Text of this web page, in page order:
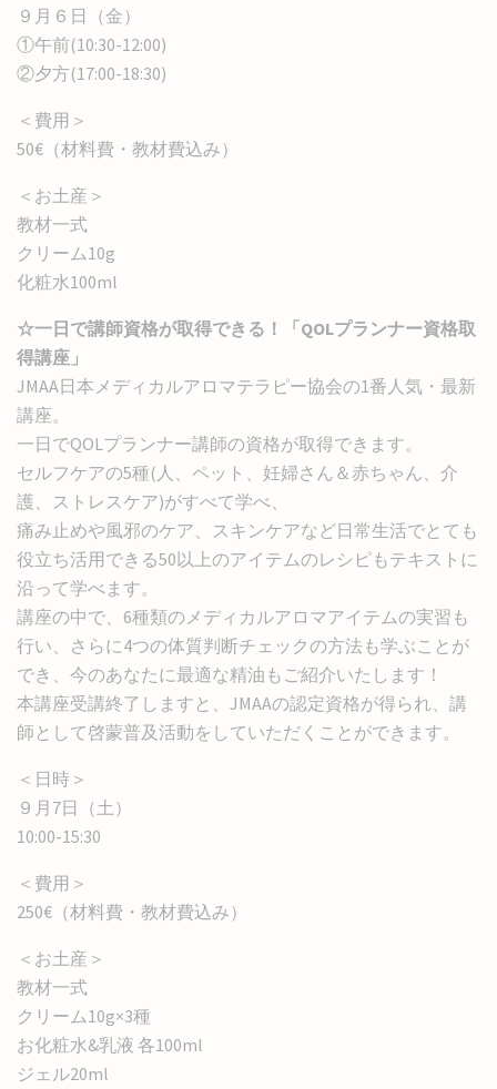
９月６日（金）
①午前(10:30-12:00)
②夕方(17:00-18:30)
＜費用＞
50€（材料費・教材費込み）
＜お土産＞
教材一式
クリーム10g
化粧水100ml
☆一日で講師資格が取得できる！「QOLプランナー資格取
得講座」
JMAA日本メディカルアロマテラピー協会の1番人気・最新
講座。
一日でQOLプランナー講師の資格が取得できます。
セルフケアの5種(人、ペット、妊婦さん＆赤ちゃん、介
護、ストレスケア)がすべて学べ、
痛み止めや風邪のケア、スキンケアなど日常生活でとても
役立ち活用できる50以上のアイテムのレシピもテキストに
沿って学べます。
講座の中で、6種類のメディカルアロマアイテムの実習も
行い、さらに4つの体質判断チェックの方法も学ぶことが
でき、今のあなたに最適な精油もご紹介いたします！
本講座受講終了しますと、JMAAの認定資格が得られ、講
師として啓蒙普及活動をしていただくことができます。
＜日時＞
９月7日（土）
10:00-15:30
＜費用＞
250€（材料費・教材費込み）
＜お土産＞
教材一式
クリーム10g×3種
お化粧水&乳液 各100ml
ジェル20ml